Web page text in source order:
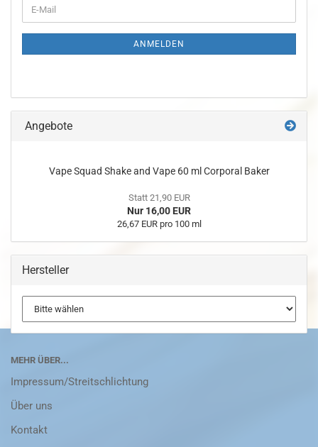
ANMELDEN
Angebote
Vape Squad Shake and Vape 60 ml Corporal Baker
Statt 21,90 EUR
Nur 16,00 EUR
26,67 EUR pro 100 ml
Hersteller
MEHR ÜBER...
Impressum/Streitschlichtung
Über uns
Kontakt